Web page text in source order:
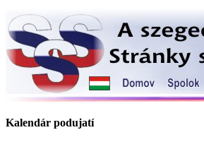
Kalendár podujatí